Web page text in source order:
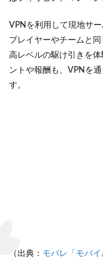
VPNを利用して現地サ
プレイヤーやチームと
高レベルの駆け引きを
ントや報酬も、VPNを
す。
（出典： モバレ「モバ